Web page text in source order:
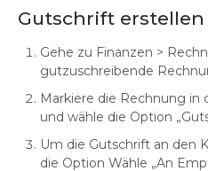
Gutschrift erstellen
Gehe zu Finanzen >
gutzuschreibende
Markiere die Rechnung in
und wähle die Option
Um die Gutschrift an den
die Option Wähle „An